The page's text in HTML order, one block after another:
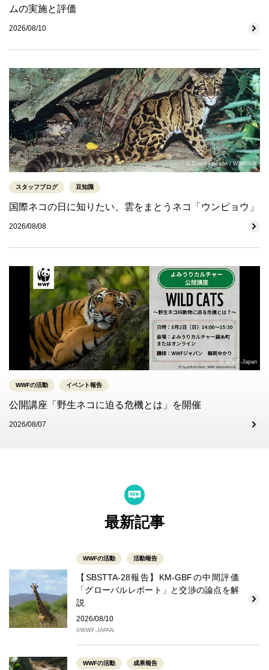
ムの実施と評価
2026/08/10
© David Lawson / WWF-UK
スタッフブログ 豆知識
国際ネコの日に知りたい、雲をまとうネコ「ウンピョウ」
2026/08/08
© WWF-Japan
WWFの活動 イベント報告
公開講座「野生ネコに迫る危機とは」を開催
2026/08/07
最新記事
WWFの活動 活動報告
【SBSTTA-28報告】KM-GBFの中間評価
「グローバルレポート」と交渉の論点を解
説
2026/08/10
©WWF-JAPAN
WWFの活動 成果報告